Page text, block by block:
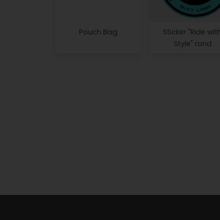
Pouch Bag
Sticker "Ride
Style" rond